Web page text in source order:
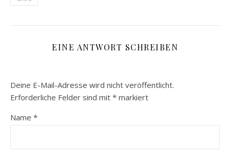
EINE ANTWORT SCHREIBEN
Deine E-Mail-Adresse wird nicht veröffentlicht.
Erforderliche Felder sind mit * markiert
Name *